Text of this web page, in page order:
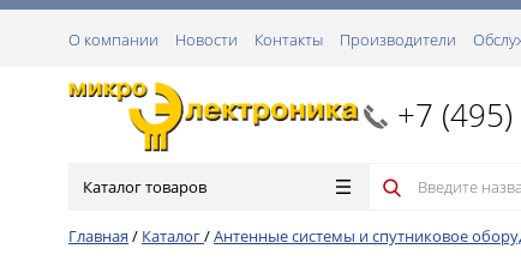
О компании Новости Контакты Производители
+7
Каталог товаров
Главная / Каталог/Антенные системы и спутниковое